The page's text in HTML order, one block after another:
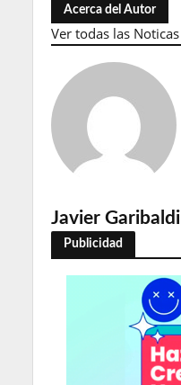
Acerca del Autor
Ver todas las Noticas
Javier Garibaldi
Publicidad